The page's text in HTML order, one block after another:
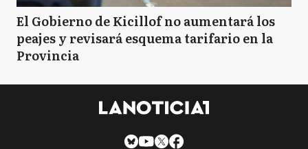
El Gobierno de Kicillof no aumentará los
peajes y revisará esquema tarifario en la
Provincia